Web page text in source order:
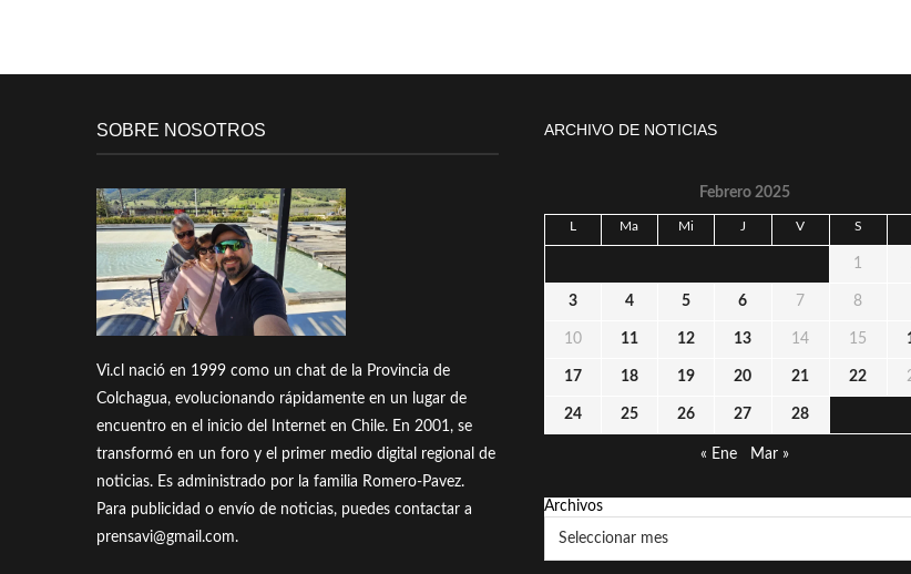
SOBRE NOSOTROS
Vi.cl nació en 1999 como un chat de la Provincia de
Colchagua, evolucionando rápidamente en un lugar de
encuentro en el inicio del Internet en Chile. En 2001, se
transformó en un foro y el primer medio digital regional de
noticias. Es administrado por la familia Romero-Pavez.
Para publicidad o envío de noticias, puedes contactar a
prensavi@gmail.com.
ARCHIVO DE NOTICIAS
Febrero 2025
L Ma Mi J V S
1
3 4 5 6 7 8
10 11 12 13 14 15
17 18 19 20 21 22
24 25 26 27 28
« Ene Mar »
Archivos